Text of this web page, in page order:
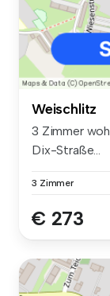
Weischlitz
3 Zimmer
Dix-Straße...
3 Zimmer
€ 273